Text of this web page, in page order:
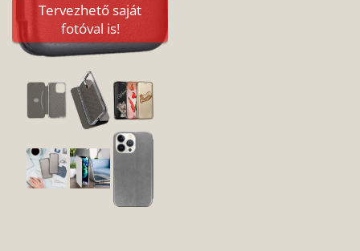
Tervezhető saját
fotóval is!